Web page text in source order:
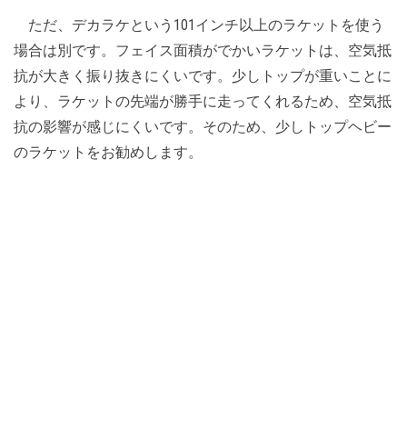
ただ、デカラケという101インチ以上のラケットを使う
場合は別です。フェイス面積がでかいラケットは、空気抵
抗が大きく振り抜きにくいです。少しトップが重いことに
より、ラケットの先端が勝手に走ってくれるため、空気抵
抗の影響が感じにくいです。そのため、少しトップヘビー
のラケットをお勧めします。